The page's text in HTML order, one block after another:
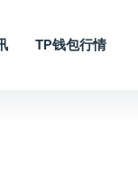
TP钱包行情